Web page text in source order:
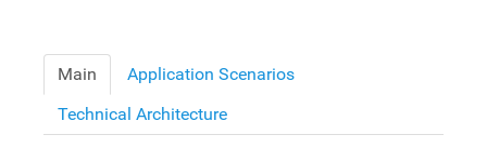
Main
Application Scenarios
Technical Architecture